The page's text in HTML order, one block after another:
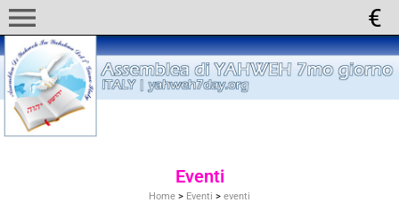
menu
Eventi
Home > Eventi > eventi